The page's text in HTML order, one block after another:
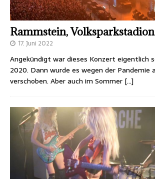
Rammstein, Volksparkstadion
17. Juni 2022
Angekündigt war dieses Konzert eigentlich
2020. Dann wurde es wegen der Pandemie
verschoben. Aber auch im Sommer […]